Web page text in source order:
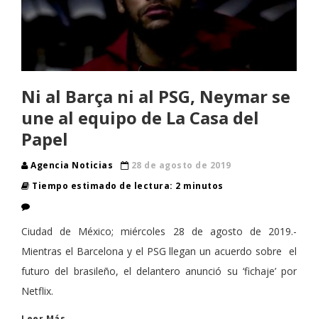
Ni al Barça ni al PSG, Neymar se
une al equipo de La Casa del
Papel
Agencia Noticias
28 de agosto de 2019
Tiempo estimado de lectura: 2 minutos
Ciudad de México; miércoles 28 de agosto de 2019.-
Mientras el Barcelona y el PSG llegan un acuerdo sobre el
futuro del brasileño, el delantero anunció su ‘fichaje’ por
Netflix.